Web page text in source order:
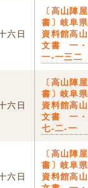
六日
〔高山陣
書〕岐阜
資料館高
文書 一
一-一三二
六日
〔高山陣
書〕岐阜
資料館高
文書 一
七-二-一
六日
〔高山陣
書〕岐阜
資料館高